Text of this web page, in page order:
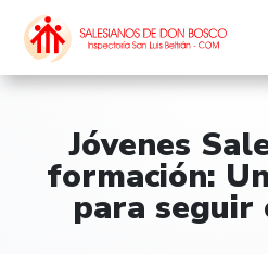
Jóvenes
formación:
para seguir